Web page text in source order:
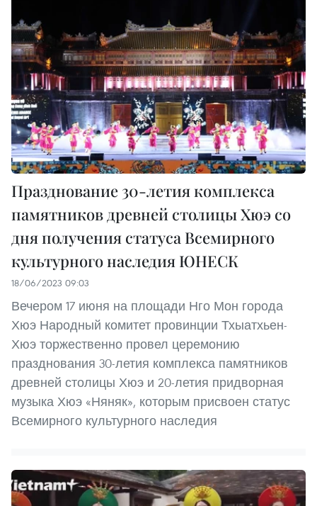
Празднование 30-летия комплекса
памятников древней столицы Хюэ со
дня получения статуса Всемирного
культурного наследия ЮНЕСК
18/06/2023 09:03
Вечером 17 июня на площади Нго Мон города
Хюэ Народный комитет провинции Тхыатхьен-
Хюэ торжественно провел церемонию
празднования 30-летия комплекса памятников
древней столицы Хюэ и 20-летия придворная
музыка Хюэ «Няняк», которым присвоен статус
Всемирного культурного наследия